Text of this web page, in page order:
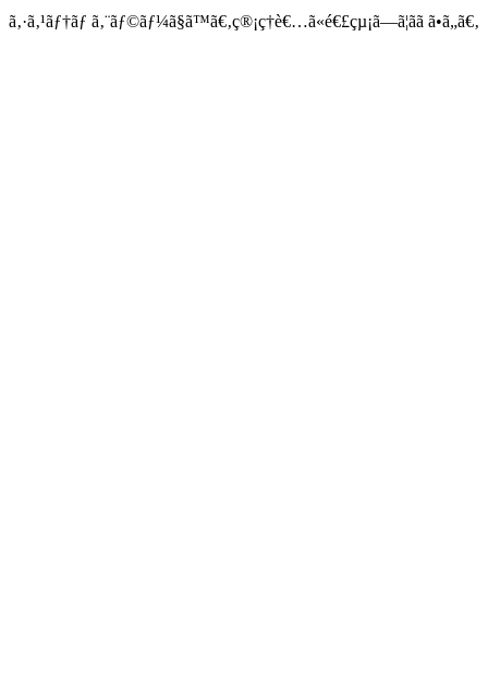
ã‚·ã‚¹ãƒ†ãƒ ã‚¨ãƒ©ãƒ¼ã§ã™ã€‚ç®¡ç†è€…ã«é€£çµ¡ã—ã¦ãã ã•ã„ã€‚